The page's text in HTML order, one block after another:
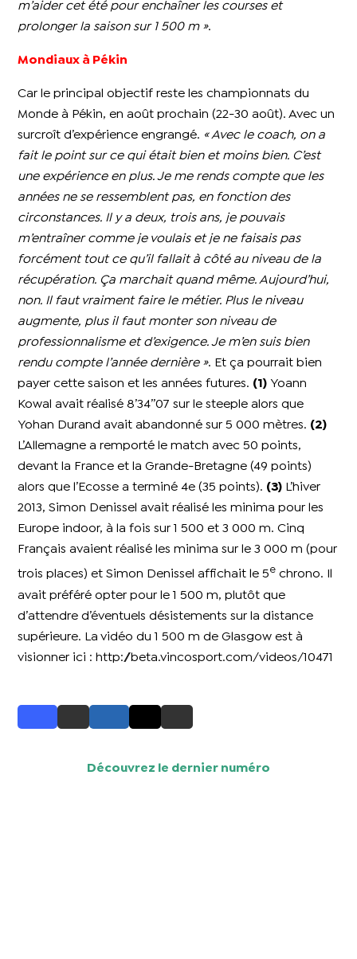
m’aider cet été pour enchaîner les courses et
prolonger la saison sur 1 500 m ».
Mondiaux à Pékin
Car le principal objectif reste les championnats du
Monde à Pékin, en août prochain (22-30 août). Avec un
surcroît d’expérience engrangé. « Avec le coach, on a
fait le point sur ce qui était bien et moins bien. C’est
une expérience en plus. Je me rends compte que les
années ne se ressemblent pas, en fonction des
circonstances. Il y a deux, trois ans, je pouvais
m’entraîner comme je voulais et je ne faisais pas
forcément tout ce qu’il fallait à côté au niveau de la
récupération. Ça marchait quand même. Aujourd’hui,
non. Il faut vraiment faire le métier. Plus le niveau
augmente, plus il faut monter son niveau de
professionnalisme et d’exigence. Je m’en suis bien
rendu compte l’année dernière ». Et ça pourrait bien
payer cette saison et les années futures. (1) Yoann
Kowal avait réalisé 8’34’’07 sur le steeple alors que
Yohan Durand avait abandonné sur 5 000 mètres. (2)
L’Allemagne a remporté le match avec 50 points,
devant la France et la Grande-Bretagne (49 points)
alors que l’Ecosse a terminé 4e (35 points). (3) L’hiver
2013, Simon Denissel avait réalisé les minima pour les
Europe indoor, à la fois sur 1 500 et 3 000 m. Cinq
Français avaient réalisé les minima sur le 3 000 m (pour
trois places) et Simon Denissel affichait le 5e chrono. Il
avait préféré opter pour le 1 500 m, plutôt que
d’attendre d’éventuels désistements sur la distance
supérieure. La vidéo du 1 500 m de Glasgow est à
visionner ici : http://beta.vincosport.com/videos/10471
Découvrez le dernier numéro